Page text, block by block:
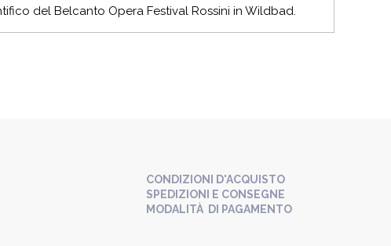
del Belcanto Opera Festival Rossini in Wildbad.
CONDIZIONI D'ACQUISTO
SPEDIZIONI E CONSEGNE
MODALITÀ DI PAGAMENTO